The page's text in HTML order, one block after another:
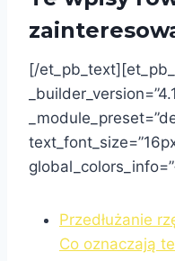
[/
Przedłużanie
Co oznaczają